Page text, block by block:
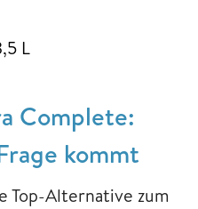
L
Complete:
kommt
Top-Alternative zum